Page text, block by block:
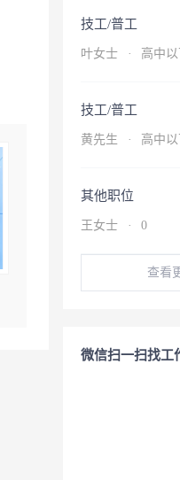
技工/普工
叶女士 · 高中以
技工/普工
黄先生 · 高中以
其他职位
王女士 · 0
查看
微信扫一扫找工